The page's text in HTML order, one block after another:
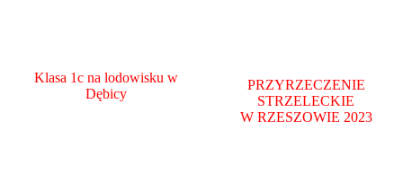
Klasa 1c na lodowisku w
Dębicy
PRZYRZECZENIE
STRZELECKIE
W RZESZOWIE 2023